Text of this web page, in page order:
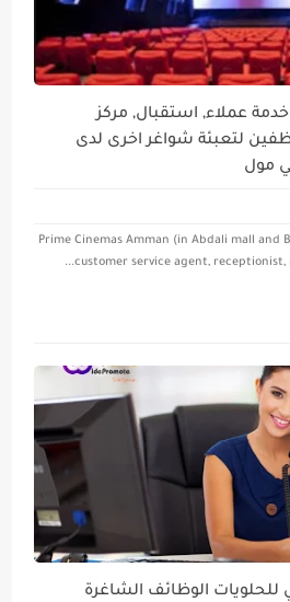
عملاء, استقبال, مركز
لتعبئة شواغر اخرى لدى
مول
Prime Cinemas Amman (in Abdali mall and
customer service agent, receptionist,
للحلويات الوظائف الشاغرة